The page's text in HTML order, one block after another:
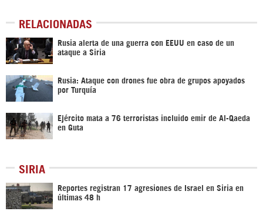
RELACIONADAS
Rusia alerta de una guerra con EEUU en caso de un
ataque a Siria
Rusia: Ataque con drones fue obra de grupos apoyados
por Turquía
Ejército mata a 76 terroristas incluido emir de Al-Qaeda
en Guta
SIRIA
Reportes registran 17 agresiones de Israel en Siria en
últimas 48 h